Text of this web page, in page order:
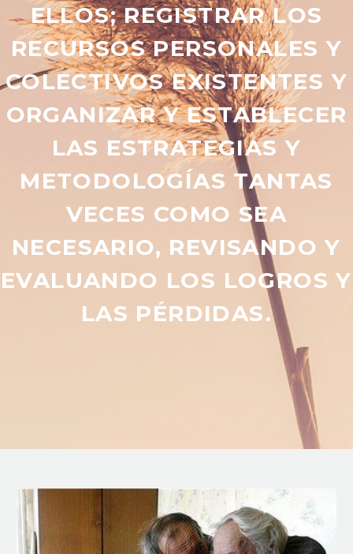
ELLOS; REGISTRAR LOS
RECURSOS PERSONALES Y
COLECTIVOS EXISTENTES Y
ORGANIZAR Y ESTABLECER
LAS ESTRATEGIAS Y
METODOLOGÍAS TANTAS
VECES COMO SEA
NECESARIO, REVISANDO Y
EVALUANDO LOS LOGROS Y
LAS PÉRDIDAS.